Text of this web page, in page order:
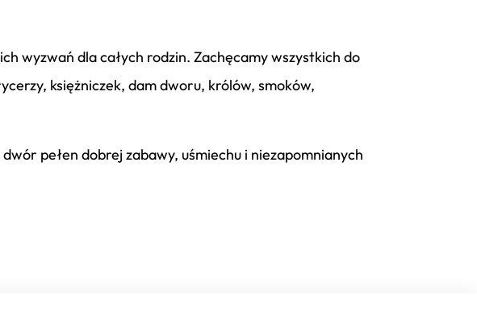
wyzwań dla całych rodzin. Zachęcamy wszystkich do
księżniczek, dam dworu, królów, smoków,
pełen dobrej zabawy, uśmiechu i niezapomnianych